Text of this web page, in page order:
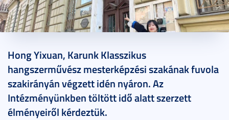
Hong Yixuan, Karunk Klasszikus
hangszerművész mesterképzési szakának fuvola
szakirányán végzett idén nyáron. Az
Intézményünkben töltött idő alatt szerzett
élményeiről kérdeztük.